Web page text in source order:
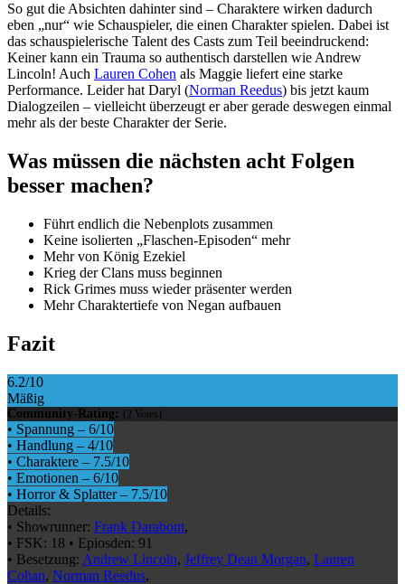
So gut die Absichten dahinter sind – Charaktere wirken dadurch
eben „nur“ wie Schauspieler, die einen Charakter spielen. Dabei ist
das schauspielerische Talent des Casts zum Teil beeindruckend:
Keiner kann ein Trauma so authentisch darstellen wie Andrew
Lincoln! Auch Lauren Cohen als Maggie liefert eine starke
Performance. Leider hat Daryl (Norman Reedus) bis jetzt kaum
Dialogzeilen – vielleicht überzeugt er aber gerade deswegen einmal
mehr als der beste Charakter der Serie.
Was müssen die nächsten acht Folgen
besser machen?
Führt endlich die Nebenplots zusammen
Keine isolierten „Flaschen-Episoden“ mehr
Mehr von König Ezekiel
Krieg der Clans muss beginnen
Rick Grimes muss wieder präsenter werden
Mehr Charaktertiefe von Negan aufbauen
Fazit
6.2/10
Mäßig
Community-Rating: ( 2 Votes)
• Spannung – 6/10
• Handlung – 4/10
• Charaktere – 7.5/10
• Emotionen – 6/10
• Horror & Splatter– 7.5/10
Details:
• Showrunner: Frank Darabont,
• FSK: 18 • Epiosden: 91
• Besetzung: Andrew Lincoln, Jeffrey Dean Morgan, Lauren
Cohan, Norman Reedus,